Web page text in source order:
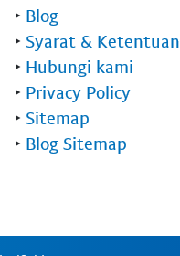
‣ Blog
‣ Syarat & Ketentuan
‣ Hubungi kami
‣ Privacy Policy
‣ Sitemap
‣ Blog Sitemap